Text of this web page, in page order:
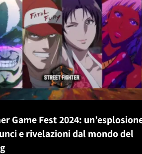
Game Fest 2024:
e rivelazioni dal mondo del